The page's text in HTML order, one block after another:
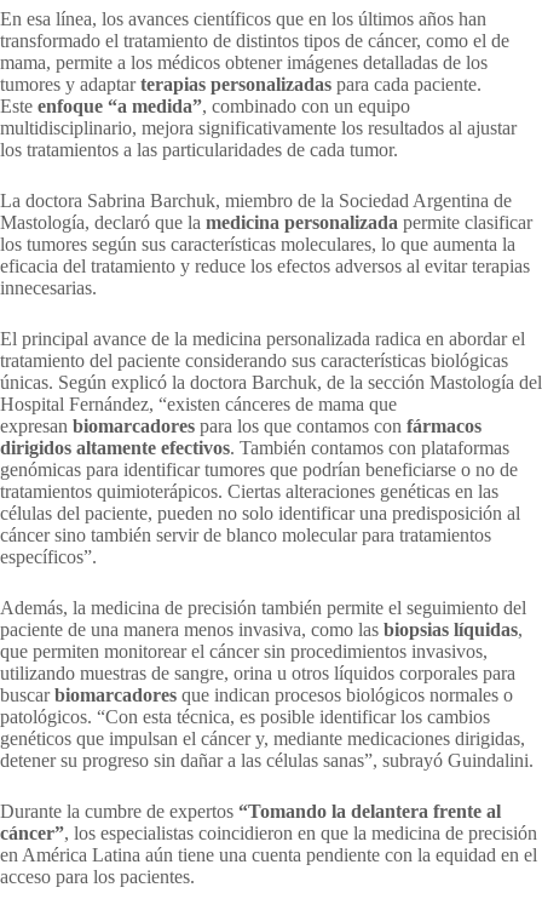
En esa línea, los avances científicos que en los últimos años han
transformado el tratamiento de distintos tipos de cáncer, como el de
mama, permite a los médicos obtener imágenes detalladas de los
tumores y adaptarterapias personalizadas para cada paciente.
Este enfoque “a medida”, combinado con un equipo
multidisciplinario, mejora significativamente los resultados al ajustar
los tratamientos a las particularidades de cada tumor.
La doctora Sabrina Barchuk, miembro de la Sociedad Argentina de
Mastología, declaró que la medicina personalizada permite clasificar
los tumores según sus características moleculares, lo que aumenta la
eficacia del tratamiento y reduce los efectos adversos al evitar terapias
innecesarias.
El principal avance de la medicina personalizada radica en abordar el
tratamiento del paciente considerando sus características biológicas
únicas. Según explicó la doctora Barchuk, de la sección Mastología del
Hospital Fernández, “existen cánceres de mama que
expresan biomarcadores para los que contamos con fármacos
dirigidos altamente efectivos. También contamos con plataformas
genómicas para identificar tumores que podrían beneficiarse o no de
tratamientos quimioterápicos. Ciertas alteraciones genéticas en las
células del paciente, pueden no solo identificar una predisposición al
cáncer sino también servir de blanco molecular para tratamientos
específicos”.
Además, la medicina de precisión también permite el seguimiento del
paciente de una manera menos invasiva, como las biopsias líquidas,
que permiten monitorear el cáncer sin procedimientos invasivos,
utilizando muestras de sangre, orina u otros líquidos corporales para
buscarbiomarcadores que indican procesos biológicos normales o
patológicos. “Con esta técnica, es posible identificar los cambios
genéticos que impulsan el cáncer y, mediante medicaciones dirigidas,
detener su progreso sin dañar a las células sanas”, subrayó Guindalini.
Durante la cumbre de expertos “Tomando la delantera frente al
cáncer”, los especialistas coincidieron en que la medicina de precisión
en América Latina aún tiene una cuenta pendiente con la equidad en el
acceso para los pacientes.